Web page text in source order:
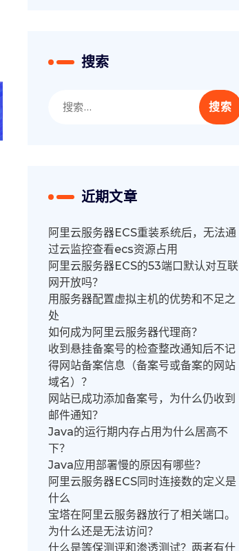
搜索
索：
近期文章
阿里云服务器ECS重装系统后，无法通
过云监控查看ecs资源占用
阿里云服务器ECS的53端口默认对互联
网开放吗？
用服务器配置虚拟主机的优势和不足之
处
如何成为阿里云服务器代理商？
收到悬挂备案号的检查整改通知后不记
得网站备案信息（备案号或备案的网站
域名）？
网站已成功添加备案号，为什么仍收到
邮件通知？
Java的运行期内存占用为什么居高不
下？
Java应用部署慢的原因有哪些？
阿里云服务器ECS同时连接数的定义是
什么
宝塔在阿里云服务器放行了相关端口。
为什么还是无法访问？
什么是等保测评和渗透测试？两者有什